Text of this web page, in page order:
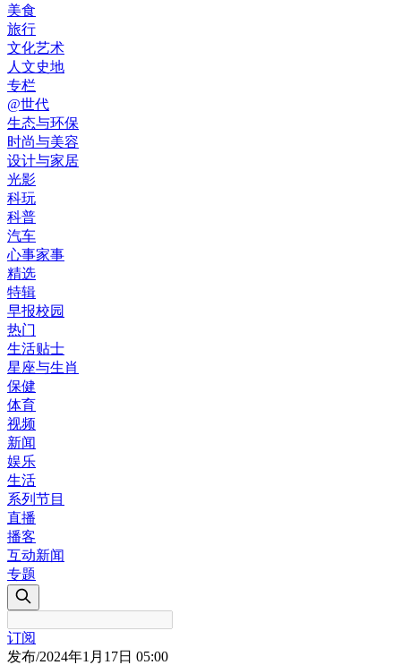
美食
旅行
文化艺术
人文史地
专栏
@世代
生态与环保
时尚与美容
设计与家居
光影
科玩
科普
汽车
心事家事
精选
特辑
早报校园
热门
生活贴士
星座与生肖
保健
体育
视频
新闻
娱乐
生活
系列节目
直播
播客
互动新闻
专题
订阅
发布/2024年1月17日 05:00